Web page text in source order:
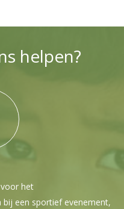
helpen?
het
een sportief evenement,